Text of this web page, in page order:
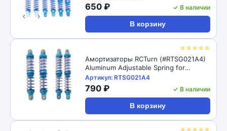
‹ ›
650 ₽ ✓ В наличии
В корзину
☆☆☆☆☆
Амортизаторы RCTurn (#RTSG021A4)
Aluminum Adjustable Spring for
Crawler - Black 1pair/set(2pcs)
100x15mm
Артикул: RTSG021A4
790 ₽ ✓ В наличии
В корзину